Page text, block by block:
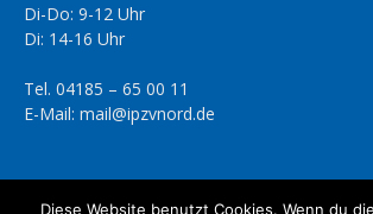
Di-Do: 9-12 Uhr
Di: 14-16 Uhr
Tel. 04185 – 65 00 11
E-Mail: mail@ipzvnord.de
Diese Website benutzt Cookies. Wenn du